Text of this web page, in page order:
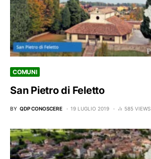
COMUNI
San Pietro di Feletto
BY QDP CONOSCERE 19 LUGLIO 2019 585 VIEWS